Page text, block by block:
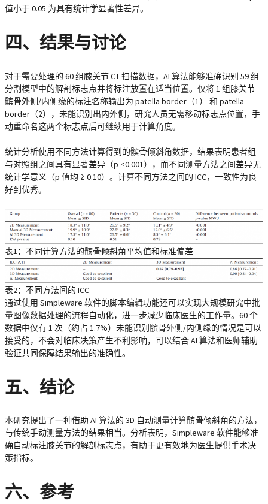
值小于 0.05 为具有统计学显著性差异。
四、结果与讨论
对于需要处理的 60 组膝关节 CT 扫描数据，AI 算法能够准确识别 59 组
分割模型中的解剖标志点并将标注放置在适当位置。仅将 1 组膝关节
髌骨外侧/内侧缘的标注名称输出为 patella border（1） 和 patella
border（2），未能识别出内外侧，研究人员无需移动标志点位置，手
动重命名这两个标志点后可继续用于计算角度。
统计分析使用不同方法计算得到的髌骨倾斜角数据，结果表明患者组
与对照组之间具有显著差异（p <0.001），而不同测量方法之间差异无
统计学意义（p 值均 ≥ 0.10）。计算不同方法之间的 ICC，一致性为良
好到优秀。
表1：不同计算方法的髌骨倾斜角平均值和标准偏差
表2：不同方法间的 ICC
通过使用 Simpleware 软件的脚本编辑功能还可以实现大规模研究中批
量图像数据处理的流程自动化，进一步减少临床医生的工作量。60 个
数据中仅有 1 次（约占 1.7%）未能识别髌骨外侧/内侧缘的情况是可以
接受的，不会对临床决策产生不利影响，可以结合 AI 算法和医师辅助
验证共同保障结果输出的准确性。
五、结论
本研究提出了一种借助 AI 算法的 3D 自动测量计算髌骨倾斜角的方法，
与传统手动测量方法的结果相当。分析表明，Simpleware 软件能够准
确自动标注膝关节的解剖标志点，有助于更有效地为医生提供手术决
策指标。
六、参考